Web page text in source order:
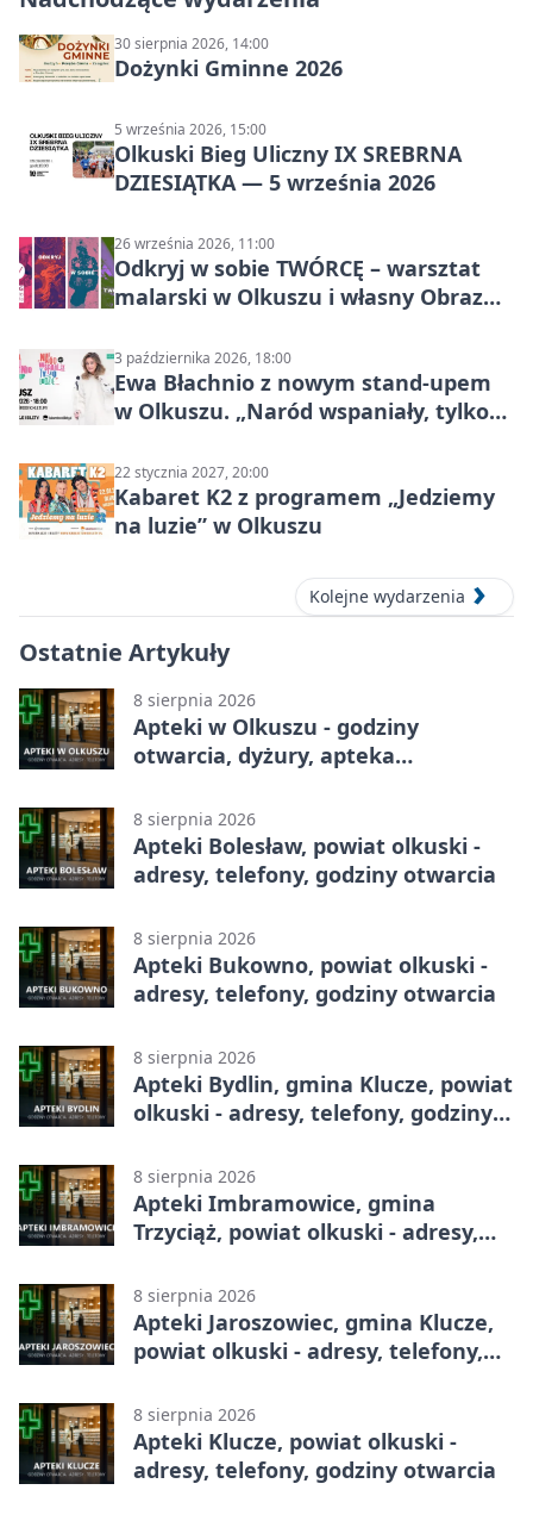
30 sierpnia 2026, 14:00
Dożynki Gminne 2026
5 września 2026, 15:00
Olkuski Bieg Uliczny IX SREBRNA
DZIESIĄTKA — 5 września 2026
26 września 2026, 11:00
Odkryj w sobie TWÓRCĘ – warsztat
malarski w Olkuszu i własny Obraz
3 października 2026, 18:00
Ewa Błachnio z nowym stand-upem
w Olkuszu. „Naród wspaniały, tylko
22 stycznia 2027, 20:00
Kabaret K2 z programem „Jedziemy
na luzie” w Olkuszu
Kolejne wydarzenia
Ostatnie Artykuły
8 sierpnia 2026
Apteki w Olkuszu - godziny
otwarcia, dyżury, apteka
8 sierpnia 2026
Apteki Bolesław, powiat olkuski -
adresy, telefony, godziny otwarcia
8 sierpnia 2026
Apteki Bukowno, powiat olkuski -
adresy, telefony, godziny otwarcia
8 sierpnia 2026
Apteki Bydlin, gmina Klucze, powiat
olkuski - adresy, telefony, godziny
8 sierpnia 2026
Apteki Imbramowice, gmina
Trzyciąż, powiat olkuski - adresy,
8 sierpnia 2026
Apteki Jaroszowiec, gmina Klucze,
powiat olkuski - adresy, telefony,
8 sierpnia 2026
Apteki Klucze, powiat olkuski -
adresy, telefony, godziny otwarcia